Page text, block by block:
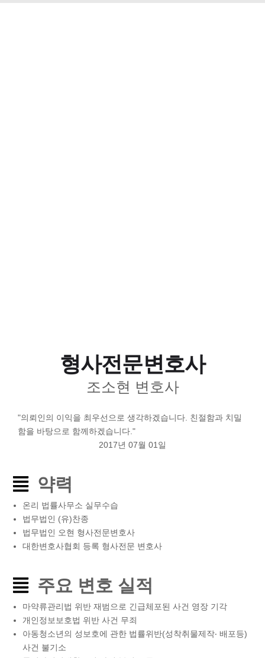
형사전문변호사
조소현 변호사
"의뢰인의 이익을 최우선으로 생각하겠습니다. 친절함과 치밀
함을 바탕으로 함께하겠습니다."
2017년 07월 01일
약력
온리 법률사무소 실무수습
법무법인 (유)찬종
법무법인 오현 형사전문변호사
대한변호사협회 등록 형사전문 변호사
주요 변호 실적
마약류관리법 위반 재범으로 긴급체포된 사건 영장 기각
개인정보보호법 위반 사건 무죄
아동청소년의 성보호에 관한 법률위반(성착취물제작‧ 배포등)
사건 불기소